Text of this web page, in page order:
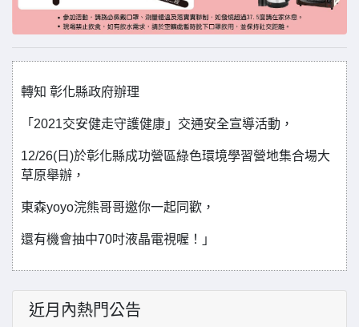
轉知 彰化縣政府辦理
「2021交安健走守護健康」交通安全宣導活動，
12/26(日)於彰化縣成功營區綠色環境學習營地集合場大
草原舉辦，
東森yoyo浣熊哥哥邀你一起同歡，
還有機會抽中70吋液晶電視喔！」
近月內熱門公告